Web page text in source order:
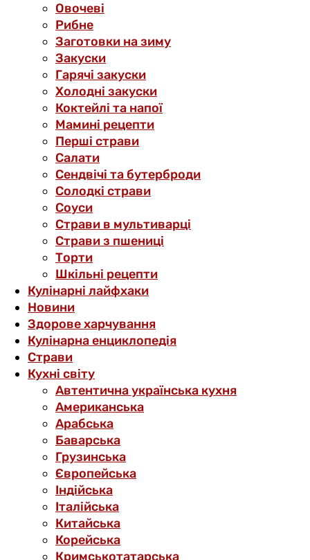
Овочеві
Рибне
Заготовки на зиму
Закуски
Гарячі закуски
Холодні закуски
Коктейлі та напої
Мамині рецепти
Перші страви
Салати
Сендвічі та бутерброди
Солодкі страви
Соуси
Страви в мультиварці
Страви з пшениці
Торти
Шкільні рецепти
Кулінарні лайфхаки
Новини
Здорове харчування
Кулінарна енциклопедія
Страви
Кухні світу
Автентична українська кухня
Американська
Арабська
Баварська
Грузинська
Європейська
Індійська
Італійська
Китайська
Корейська
Кримськотатарська